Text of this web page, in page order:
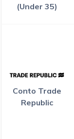
(Under 35)
Conto Trade
Republic